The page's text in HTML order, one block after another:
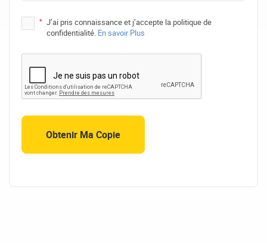
* J’ai pris connaissance et j’accepte la politique de
confidentialité. En savoir Plus